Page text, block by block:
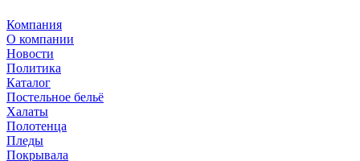
Компания
О компании
Новости
Политика
Каталог
Постельное бельё
Халаты
Полотенца
Пледы
Покрывала